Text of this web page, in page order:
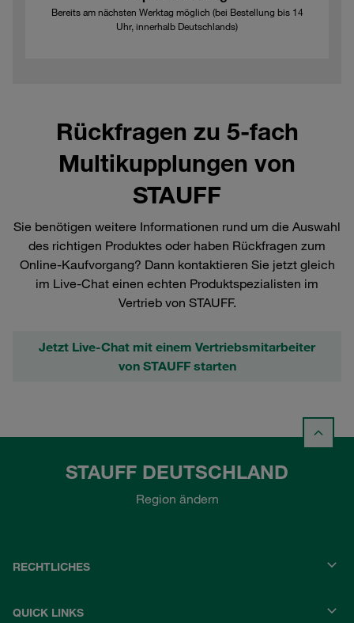
Bereits am nächsten Werktag möglich (bei Bestellung bis 14
Uhr, innerhalb Deutschlands)
Rückfragen zu 5-fach
Multikupplungen von
STAUFF
Sie benötigen weitere Informationen rund um die Auswahl
des richtigen Produktes oder haben Rückfragen zum
Online-Kaufvorgang? Dann kontaktieren Sie jetzt gleich
im Live-Chat einen echten Produktspezialisten im
Vertrieb von STAUFF.
Jetzt Live-Chat mit einem Vertriebsmitarbeiter
von STAUFF starten
STAUFF DEUTSCHLAND
Region ändern
RECHTLICHES
QUICK LINKS